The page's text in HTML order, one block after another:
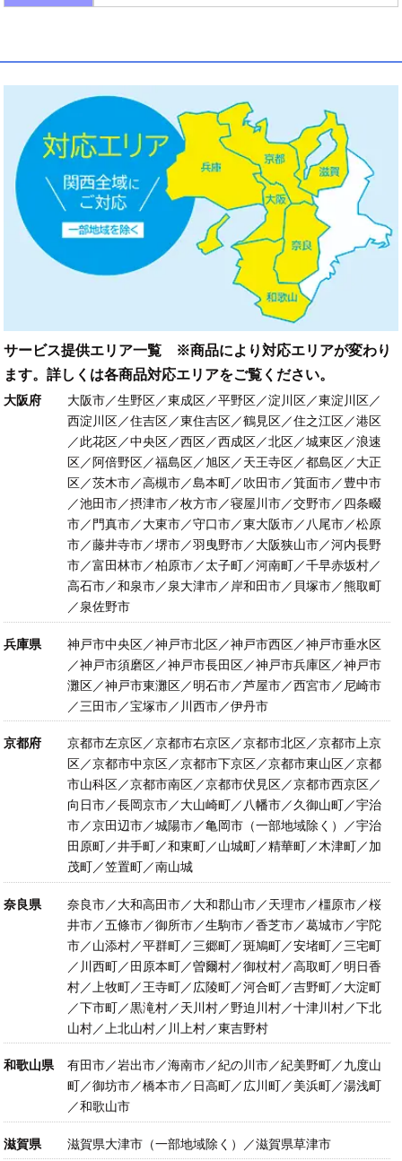
サービス提供エリア一覧 ※商品により対応エリアが変わり
ます。詳しくは各商品対応エリアをご覧ください。
大阪府
大阪市／生野区／東成区／平野区／淀川区／東淀川区／
西淀川区／住吉区／東住吉区／鶴見区／住之江区／港区
／此花区／中央区／西区／西成区／北区／城東区／浪速
区／阿倍野区／福島区／旭区／天王寺区／都島区／大正
区／茨木市／高槻市／島本町／吹田市／箕面市／豊中市
／池田市／摂津市／枚方市／寝屋川市／交野市／四条畷
市／門真市／大東市／守口市／東大阪市／八尾市／松原
市／藤井寺市／堺市／羽曳野市／大阪狭山市／河内長野
市／富田林市／柏原市／太子町／河南町／千早赤坂村／
高石市／和泉市／泉大津市／岸和田市／貝塚市／熊取町
／泉佐野市
兵庫県
神戸市中央区／神戸市北区／神戸市西区／神戸市垂水区
／神戸市須磨区／神戸市長田区／神戸市兵庫区／神戸市
灘区／神戸市東灘区／明石市／芦屋市／西宮市／尼崎市
／三田市／宝塚市／川西市／伊丹市
京都府
京都市左京区／京都市右京区／京都市北区／京都市上京
区／京都市中京区／京都市下京区／京都市東山区／京都
市山科区／京都市南区／京都市伏見区／京都市西京区／
向日市／長岡京市／大山崎町／八幡市／久御山町／宇治
市／京田辺市／城陽市／亀岡市（一部地域除く）／宇治
田原町／井手町／和東町／山城町／精華町／木津町／加
茂町／笠置町／南山城
奈良県
奈良市／大和高田市／大和郡山市／天理市／橿原市／桜
井市／五條市／御所市／生駒市／香芝市／葛城市／宇陀
市／山添村／平群町／三郷町／斑鳩町／安堵町／三宅町
／川西町／田原本町／曽爾村／御杖村／高取町／明日香
村／上牧町／王寺町／広陵町／河合町／吉野町／大淀町
／下市町／黒滝村／天川村／野迫川村／十津川村／下北
山村／上北山村／川上村／東吉野村
和歌山県
有田市／岩出市／海南市／紀の川市／紀美野町／九度山
町／御坊市／橋本市／日高町／広川町／美浜町／湯浅町
／和歌山市
滋賀県 滋賀県大津市（一部地域除く）／滋賀県草津市